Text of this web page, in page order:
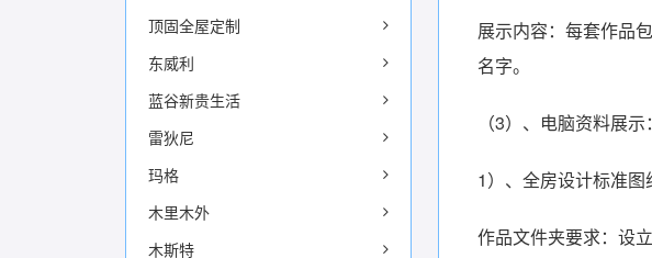
顶固全屋定制
东威利
蓝谷新贵生活
雷狄尼
玛格
木里木外
木斯特
展示内容：每套作品
名字。
（3）、电脑资料展
1）、全房设计标准图
作品文件夹要求：设